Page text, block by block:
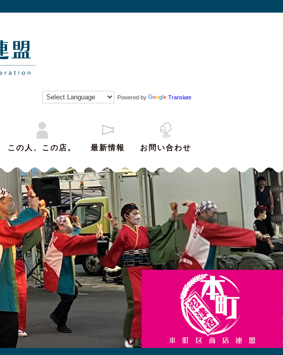
Powered by Translate
この人、この店。 最新情報 お問い合わせ